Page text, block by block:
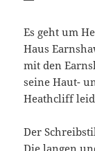
Es geht um
Haus
mit den
seine Haut-
Heathcliff
Der
Die langen